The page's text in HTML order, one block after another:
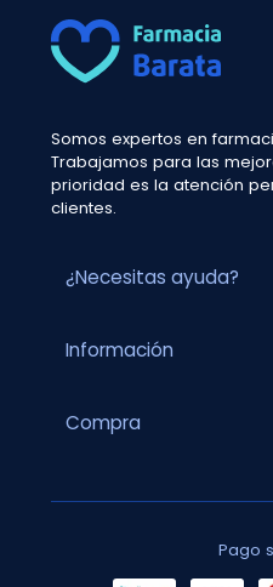
Somos expertos en
Trabajamos para las
prioridad es la atención
clientes.
¿Necesitas ayuda?
Información
Compra
Pago